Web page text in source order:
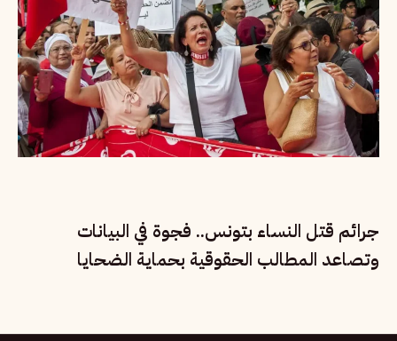
جرائم قتل النساء بتونس.. فجوة في البيانات
وتصاعد المطالب الحقوقية بحماية الضحايا